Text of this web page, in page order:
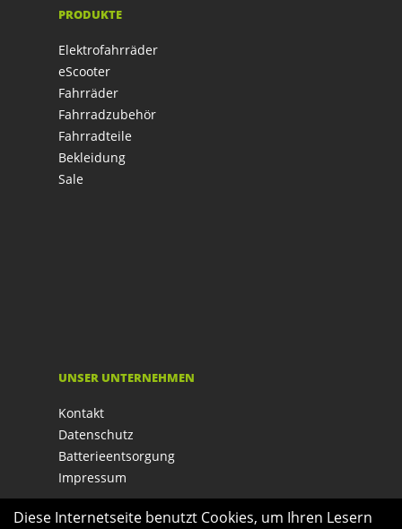
PRODUKTE
Elektrofahrräder
eScooter
Fahrräder
Fahrradzubehör
Fahrradteile
Bekleidung
Sale
UNSER UNTERNEHMEN
Kontakt
Datenschutz
Batterieentsorgung
Impressum
Diese Internetseite benutzt Cookies, um Ihren Lesern